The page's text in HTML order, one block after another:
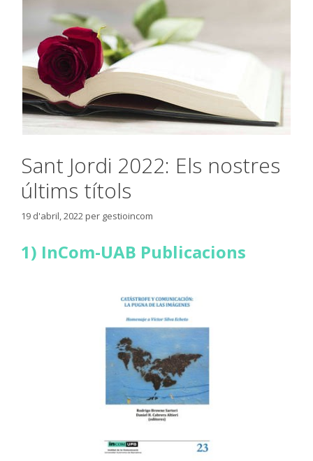
Sant Jordi 2022: Els nostres
últims títols
19 d'abril, 2022 per gestioincom
1) InCom-UAB Publicacions